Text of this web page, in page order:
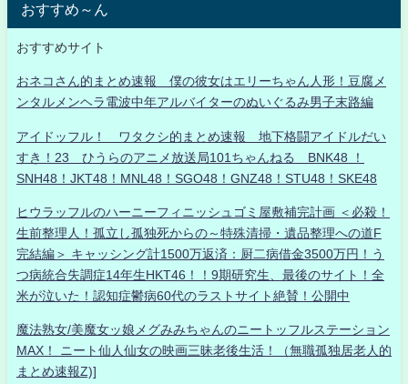
おすすめ～ん
おすすめサイト
おネコさん的まとめ速報 僕の彼女はエリーちゃん人形！豆腐メ
ンタルメンヘラ電波中年アルバイターのぬいぐるみ男子末路編
アイドッフル！ ワタクシ的まとめ速報 地下格闘アイドルだい
すき！23 ひうらのアニメ放送局101ちゃんねる BNK48 ！
SNH48！JKT48！MNL48！SGO48！GNZ48！STU48！SKE48
ヒウラッフルのハーニーフィニッシュゴミ屋敷補完計画 ＜必殺！
生前整理人！孤立し孤独死からの～特殊清掃・遺品整理への道F
完結編＞ キャッシング計1500万返済：厨二病借金3500万円！う
つ病統合失調症14年生HKT46！！9期研究生、最後のサイト！全
米が泣いた！認知症鬱病60代のラストサイト絶賛！公開中
魔法熟女/美魔女ッ娘メグみみちゃんのニートッフルステーション
MAX！ ニート仙人仙女の映画三昧老後生活！（無職孤独居老人的
まとめ速報Z)]